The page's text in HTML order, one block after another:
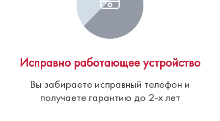
Исправно работающее устройство
Вы забираете исправный телефон и
получаете гарантию до 2-х лет